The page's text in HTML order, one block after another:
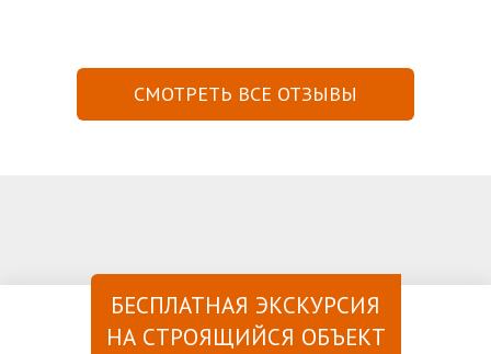
СМОТРЕТЬ ВСЕ ОТЗЫВЫ
БЕСПЛАТНАЯ ЭКСКУРСИЯ
НА СТРОЯЩИЙСЯ ОБЪЕКТ